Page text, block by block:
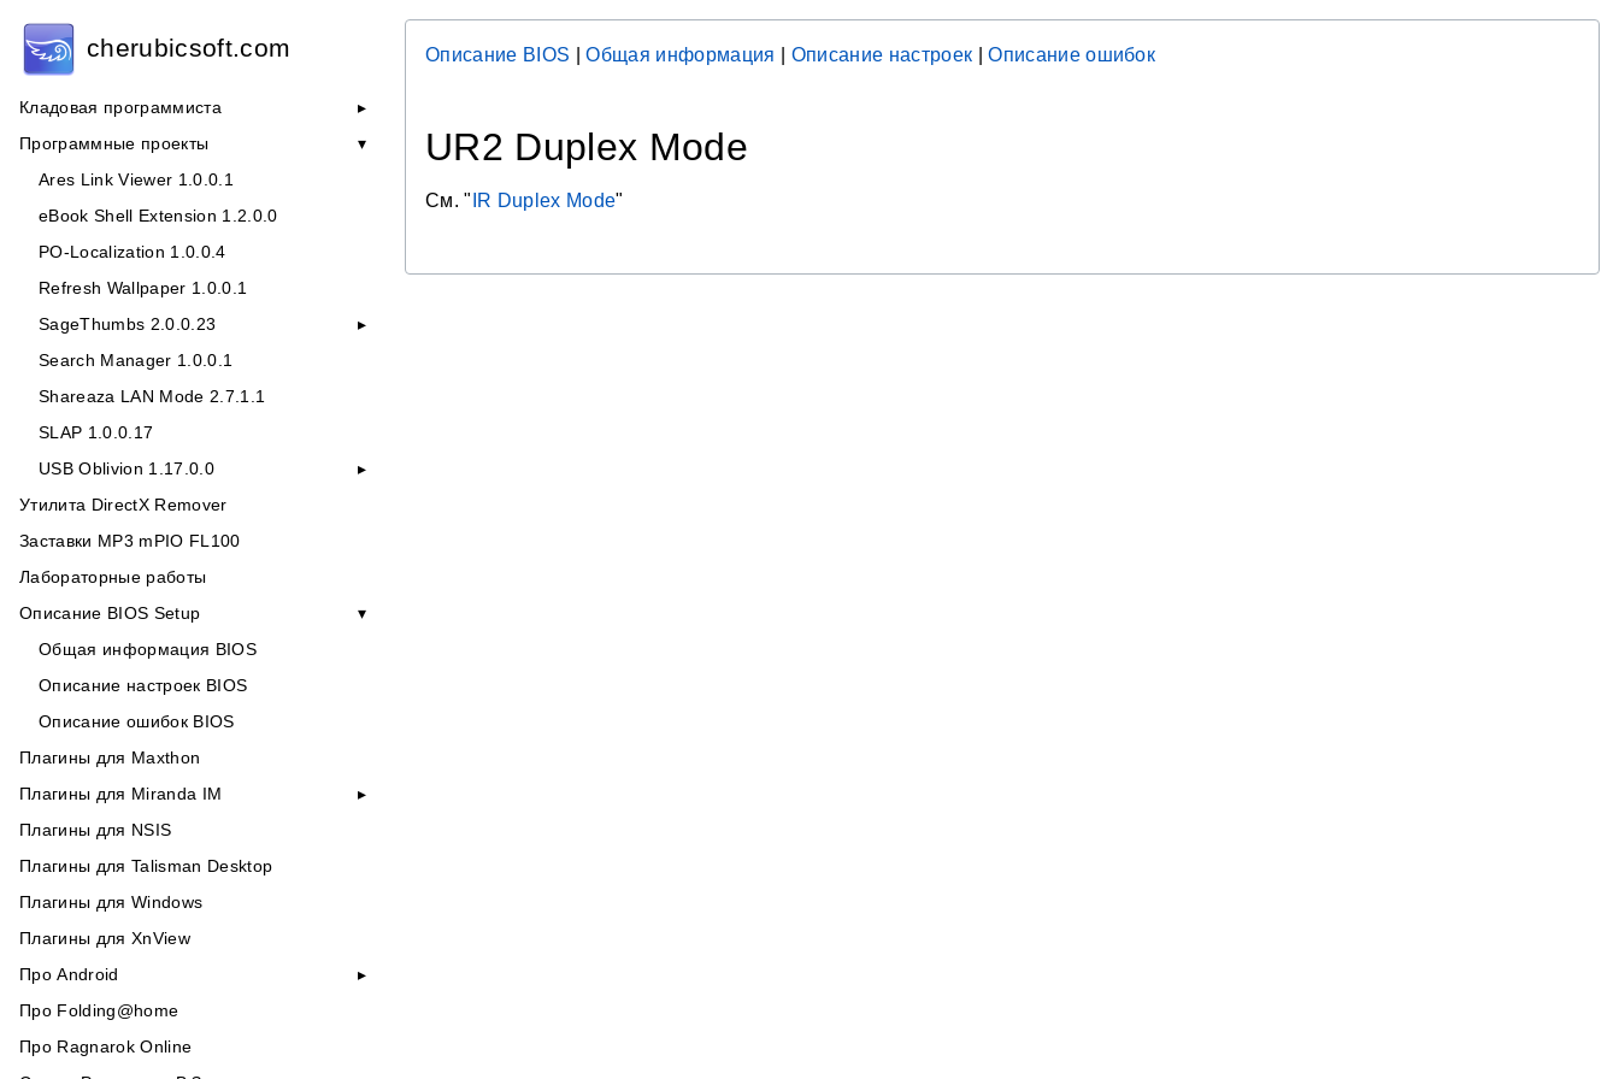
cherubicsoft.com
Кладовая программиста
Программные проекты
Ares Link Viewer 1.0.0.1
eBook Shell Extension 1.2.0.0
PO-Localization 1.0.0.4
Refresh Wallpaper 1.0.0.1
SageThumbs 2.0.0.23
Search Manager 1.0.0.1
Shareaza LAN Mode 2.7.1.1
SLAP 1.0.0.17
USB Oblivion 1.17.0.0
Утилита DirectX Remover
Заставки MP3 mPIO FL100
Лабораторные работы
Описание BIOS Setup
Общая информация BIOS
Описание настроек BIOS
Описание ошибок BIOS
Плагины для Maxthon
Плагины для Miranda IM
Плагины для NSIS
Плагины для Talisman Desktop
Плагины для Windows
Плагины для XnView
Про Android
Про Folding@home
Про Ragnarok Online
Описание BIOS |Общая информация Описание настроек |Описание ошибок
UR2 Duplex Mode
См. " IR Duplex Mode"